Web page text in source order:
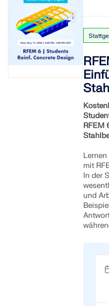
FEM für
Entwerfen und
CBFEM gemäß EN
integriert in RFEM 6 für
Arbeitsabläufe in der
MEHR ERFAHREN
Der Dlubal-Onlinedienst
schnellen Ermittlung von
Windgeschwindigkeiten
RFEM
mit
In der
und